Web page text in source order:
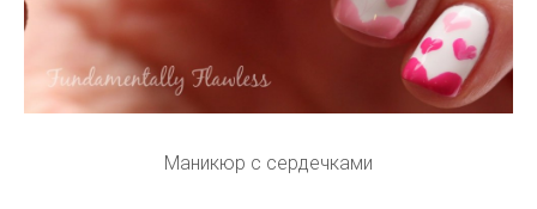
Маникюр с сердечками